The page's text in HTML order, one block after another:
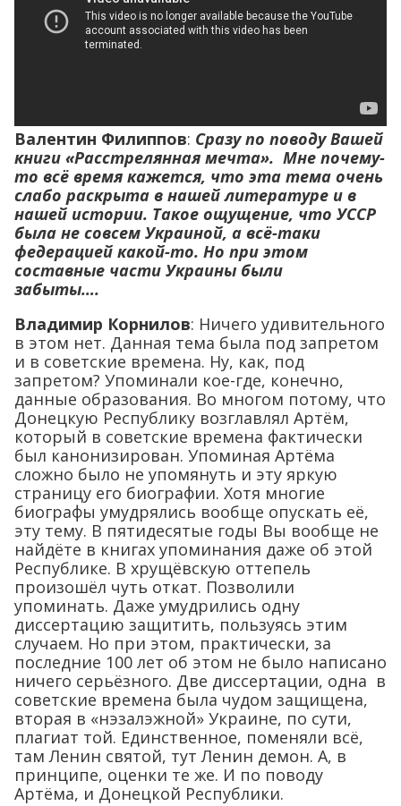
Валентин Филиппов: Сразу по поводу Вашей
книги «Расстрелянная мечта». Мне почему-
то всё время кажется, что эта тема очень
слабо раскрыта в нашей литературе и в
нашей истории. Такое ощущение, что УССР
была не совсем Украиной, а всё-таки
федерацией какой-то. Но при этом
составные части Украины были
забыты….
Владимир Корнилов: Ничего удивительного
в этом нет. Данная тема была под запретом
и в советские времена. Ну, как, под
запретом? Упоминали кое-где, конечно,
данные образования. Во многом потому, что
Донецкую Республику возглавлял Артём,
который в советские времена фактически
был канонизирован. Упоминая Артёма
сложно было не упомянуть и эту яркую
страницу его биографии. Хотя многие
биографы умудрялись вообще опускать её,
эту тему. В пятидесятые годы Вы вообще не
найдёте в книгах упоминания даже об этой
Республике. В хрущёвскую оттепель
произошёл чуть откат. Позволили
упоминать. Даже умудрились одну
диссертацию защитить, пользуясь этим
случаем. Но при этом, практически, за
последние 100 лет об этом не было написано
ничего серьёзного. Две диссертации, одна в
советские времена была чудом защищена,
вторая в «нэзалэжной» Украине, по сути,
плагиат той. Единственное, поменяли всё,
там Ленин святой, тут Ленин демон. А, в
принципе, оценки те же. И по поводу
Артёма, и Донецкой Республики.